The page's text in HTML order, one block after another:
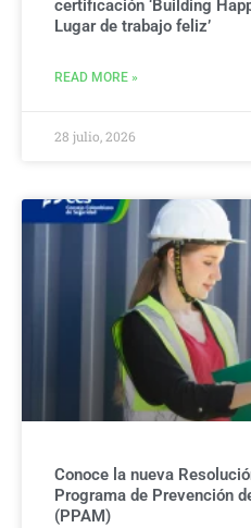
certificación ‘Building
Lugar de trabajo feliz’
READ MORE »
28 julio, 2026
Conoce la nueva
Programa de Prevención
(PPAM)